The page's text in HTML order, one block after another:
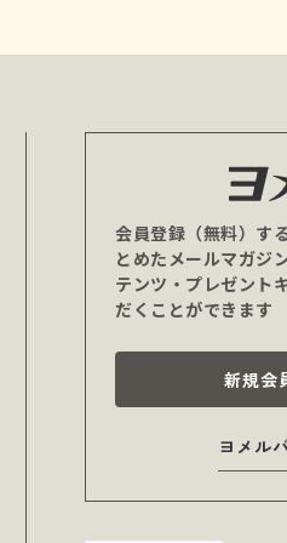
会員登録（無料）す
とめたメールマガジ
テンツ・プレゼント
だくことができます
新規会
ヨメル